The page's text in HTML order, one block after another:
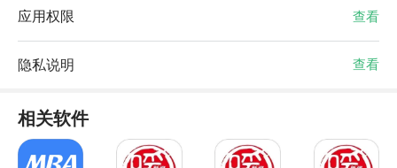
应用权限 查看
隐私说明 查看
相关软件